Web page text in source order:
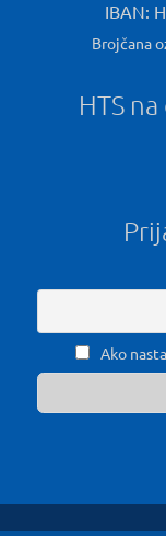
IBAN:
Brojčana
HTS
Ako